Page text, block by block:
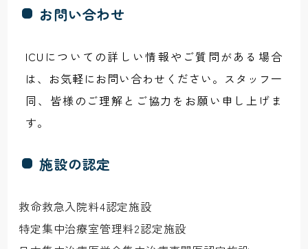
お問い合わせ
ICUについての詳しい情報やご質問がある場合
は、お気軽にお問い合わせください。スタッフ一
同、皆様のご理解とご協力をお願い申し上げま
す。
施設の認定
救命救急入院料4認定施設
特定集中治療室管理料2認定施設